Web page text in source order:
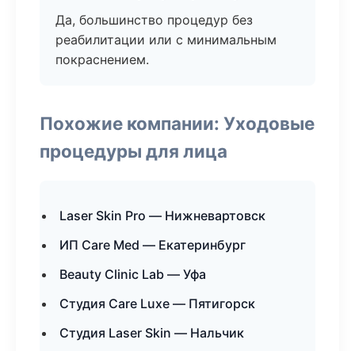
Да, большинство процедур без
реабилитации или с минимальным
покраснением.
Похожие компании: Уходовые
процедуры для лица
Laser Skin Pro — Нижневартовск
ИП Care Med — Екатеринбург
Beauty Clinic Lab — Уфа
Студия Care Luxe — Пятигорск
Студия Laser Skin — Нальчик